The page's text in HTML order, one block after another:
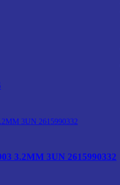
3.2MM 3UN 2615990332